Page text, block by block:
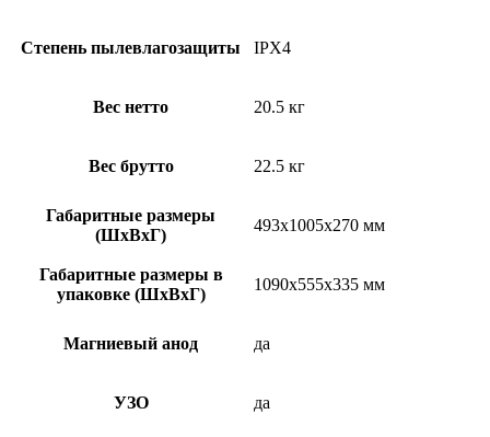
Степень пылевлагозащиты IPX4
Вес нетто 20.5 кг
Вес брутто 22.5 кг
Габаритные размеры
(ШxВxГ)
493x1005x270 мм
Габаритные размеры в
упаковке (ШxВxГ)
1090x555x335 мм
Магниевый анод да
УЗО да